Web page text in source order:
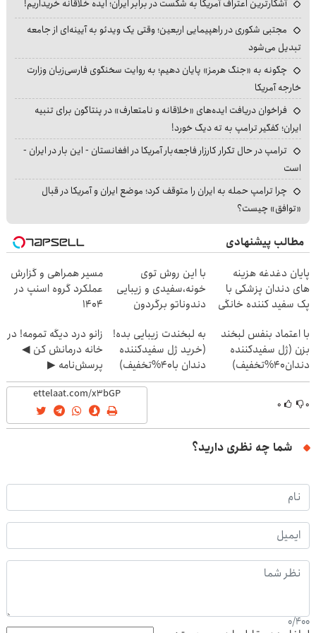
آشکارترین اعتراف آمریکا به شکست در برابر ایران؛ ایده خلاقانه خریداریم!
مجتبی شکوری در راهپیمایی اربعین؛ وقتی یک ویدئو به آیینه‌ای از جامعه
تبدیل می‌شود
چگونه به «جنگ هرمز» پایان دهیم؛ به روایت سخنگوی فارسی‌زبان وزارت
خارجه آمریکا
فراخوان دریافت ایده‌های «خلاقانه و نامتعارف» در پنتاگون برای تنبیه
ایران؛ کفگیر ترامپ به ته دیگ خورد!
ترامپ در حال تکرار کارزار فاجعه‌بار آمریکا در افغانستان - این بار در ایران -
است
چرا ترامپ حمله به ایران را متوقف کرد؛ موضع ایران و آمریکا در قبال
«توافق» چیست؟
مطالب پیشنهادی
پایان دغدغه هزینه
های دندان پزشکی با
پک سفید کننده خانگی
با این روش توی
خونه،سفیدی و زیبایی
دندوناتو برگردون
مسیر همراهی و گزارش
عملکرد گروه اسنپ در
۱۴۰۴
با اعتماد بنفس لبخند
بزن (ژل سفیدکننده
دندان40%تخفیف)
به لبخندت زیبایی بده!
(خرید ژل سفیدکننده
دندان با40%تخفیف)
زانو درد دیگه تمومه! در
خانه درمانش کن ◀
پرسش‌نامه ▶
۰ ۰
شما چه نظری دارید؟
0/400